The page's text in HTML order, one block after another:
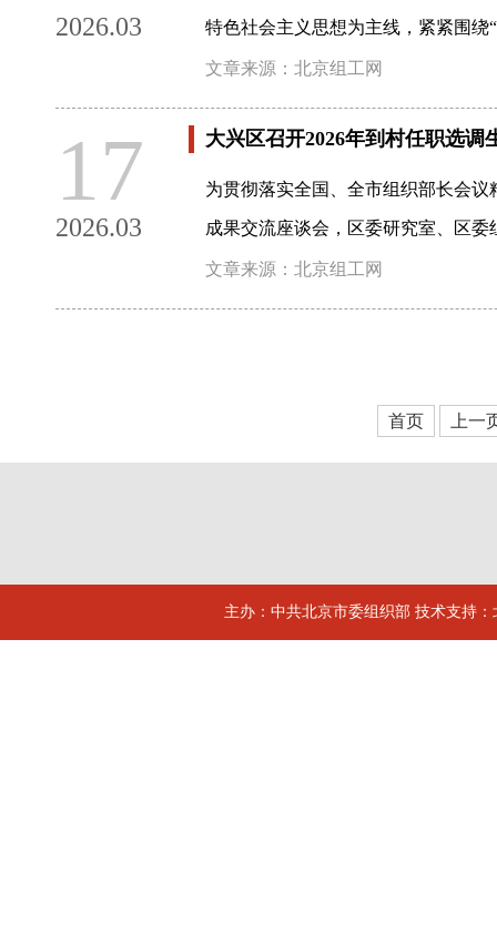
2026.03 特色社会主义思想为主线，紧紧围
文章来源：北京组工网
17
2026.03
大兴区召开2026年到村任职选调
为贯彻落实全国、全市组织部长会议
成果交流座谈会，区委研究室、区
文章来源：北京组工网
首页 上一
主办：中共北京市委组织部 技术支持